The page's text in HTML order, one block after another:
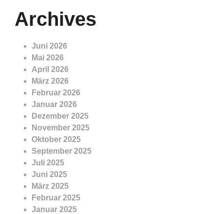
Archives
Juni 2026
Mai 2026
April 2026
März 2026
Februar 2026
Januar 2026
Dezember 2025
November 2025
Oktober 2025
September 2025
Juli 2025
Juni 2025
März 2025
Februar 2025
Januar 2025